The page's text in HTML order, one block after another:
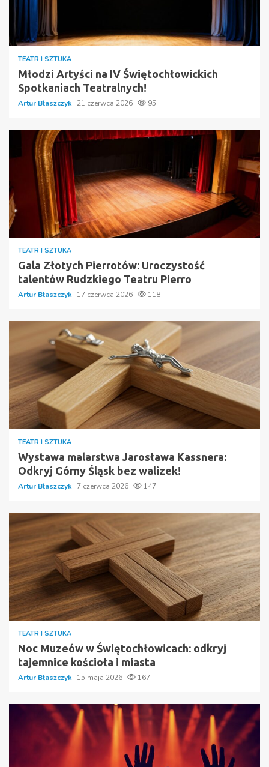
TEATR I SZTUKA
Młodzi Artyści na IV Świętochłowickich
Spotkaniach Teatralnych!
Artur Błaszczyk 21 czerwca 2026 95
TEATR I SZTUKA
Gala Złotych Pierrotów: Uroczystość
talentów Rudzkiego Teatru Pierro
Artur Błaszczyk 17 czerwca 2026 118
TEATR I SZTUKA
Wystawa malarstwa Jarosława Kassnera:
Odkryj Górny Śląsk bez walizek!
Artur Błaszczyk 7 czerwca 2026 147
TEATR I SZTUKA
Noc Muzeów w Świętochłowicach: odkryj
tajemnice kościoła i miasta
Artur Błaszczyk 15 maja 2026 167